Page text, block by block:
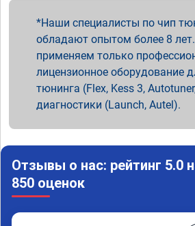
Наши специалисты по чип
обладают опытом более 8
применяем только
лицензионное оборудование
тюнинга (Flex, Kess 3,
диагностики (Launch, Autel).
Отзывы о нас: рейтинг 5.0
850 оценок